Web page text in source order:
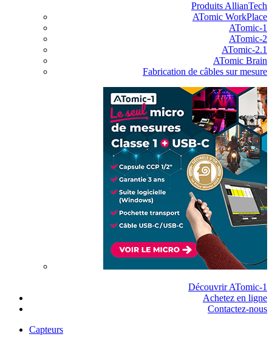
Produits AllianTech
ATomic WorkPlace
ATomic-1
ATomic-2
ATomic-2.1
ATomic Brain
Fabrication de câbles sur mesure
Découvrir ATomic-1
Achetez en ligne
Contactez-nous
Capteurs